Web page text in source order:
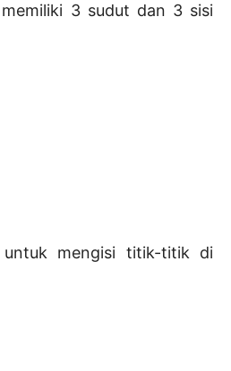
memiliki 3 sudut dan 3 sisi
mengisi titik-titik di